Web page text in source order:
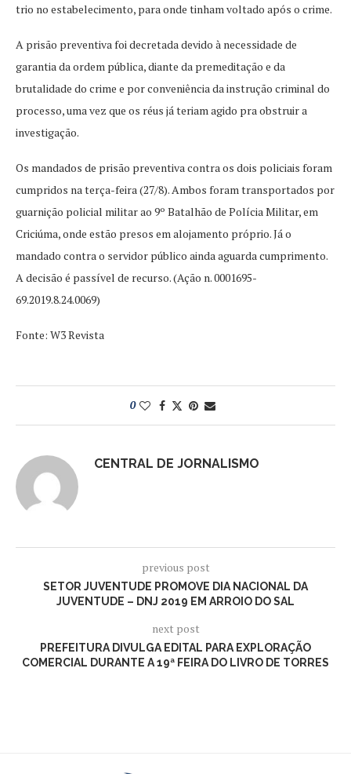
trio no estabelecimento, para onde tinham voltado após o crime.
A prisão preventiva foi decretada devido à necessidade de
garantia da ordem pública, diante da premeditação e da
brutalidade do crime e por conveniência da instrução criminal do
processo, uma vez que os réus já teriam agido pra obstruir a
investigação.
Os mandados de prisão preventiva contra os dois policiais foram
cumpridos na terça-feira (27/8). Ambos foram transportados por
guarnição policial militar ao 9º Batalhão de Polícia Militar, em
Criciúma, onde estão presos em alojamento próprio. Já o
mandado contra o servidor público ainda aguarda cumprimento.
A decisão é passível de recurso. (Ação n. 0001695-
69.2019.8.24.0069)
Fonte: W3 Revista
0
CENTRAL DE JORNALISMO
previous post
SETOR JUVENTUDE PROMOVE DIA NACIONAL DA
JUVENTUDE – DNJ 2019 EM ARROIO DO SAL
next post
PREFEITURA DIVULGA EDITAL PARA EXPLORAÇÃO
COMERCIAL DURANTE A 19ª FEIRA DO LIVRO DE TORRES